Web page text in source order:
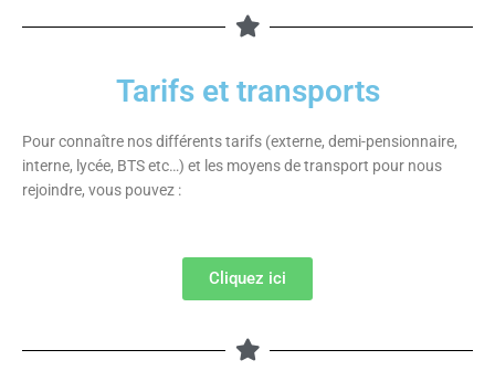
Tarifs et transports
Pour connaître nos différents tarifs (externe, demi-pensionnaire,
interne, lycée, BTS etc…) et les moyens de transport pour nous
rejoindre, vous pouvez :
Cliquez ici